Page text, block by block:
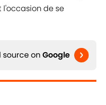
de se
on Google